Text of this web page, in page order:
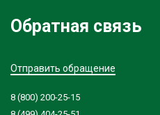
Обратная связь
Отправить обращение
8 (800) 200-25-15